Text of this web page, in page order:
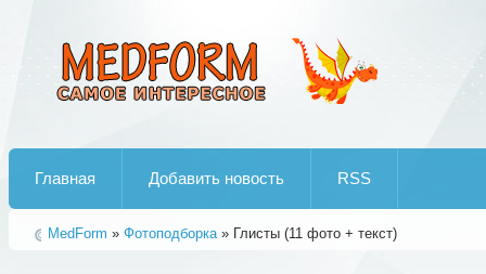
Главная Добавить новость RSS
MedForm » Фотоподборка» Глисты (11 фото + текст)